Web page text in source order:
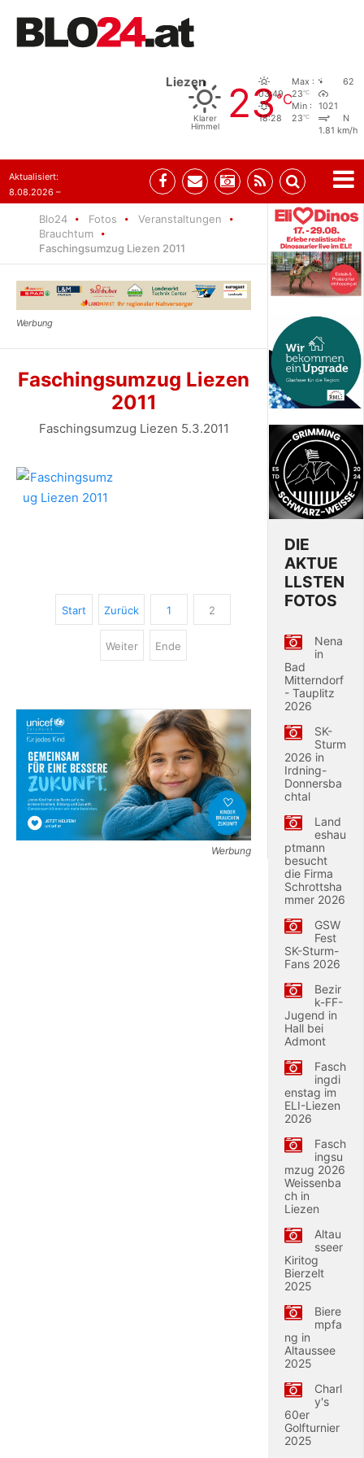
Liezen
Klarer
Himmel
23°C
03:49
18:28
Max :
23°C
Min :
23°C
62
1021
N
1.81 km/h
Aktualisiert:
8.08.2026 –
Blo24 Fotos
Veranstaltungen
Brauchtum
Faschingsumzug Liezen 2011
Faschingsumzug Liezen
2011
Faschingsumzug Liezen 5.3.2011
Start Zurück 1 2
Weiter Ende
Werbung
DIE
AKTUE
LLSTEN
FOTOS
Nena
in
Bad
Mitterndorf
- Tauplitz
2026
SK-
Sturm
2026 in
Irdning-
Donnersba
chtal
Land
eshau
ptmann
besucht
die Firma
Schrottsha
mmer 2026
GSW
Fest
SK-Sturm-
Fans 2026
Bezir
k-FF-
Jugend in
Hall bei
Admont
Fasch
ingdi
enstag im
ELI-Liezen
2026
Fasch
ingsu
mzug 2026
Weissenba
ch in
Liezen
Altau
sseer
Kiritog
Bierzelt
2025
Biere
mpfa
ng in
Altaussee
2025
Charl
y's
60er
Golfturnier
2025